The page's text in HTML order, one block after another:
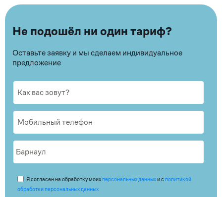
Не подошёл ни один тариф?
Оставьте заявку и мы сделаем индивидуальное
предложение
Я согласен на обработку моих персональных данныхи с политикой
обработки персональных данных